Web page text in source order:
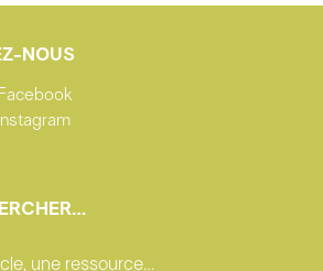
NOUS